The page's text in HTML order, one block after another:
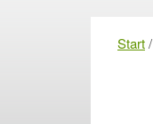
Start/